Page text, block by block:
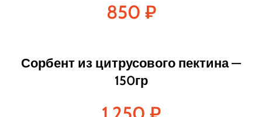
850 ₽
Сорбент из цитрусового пектина —
150гр